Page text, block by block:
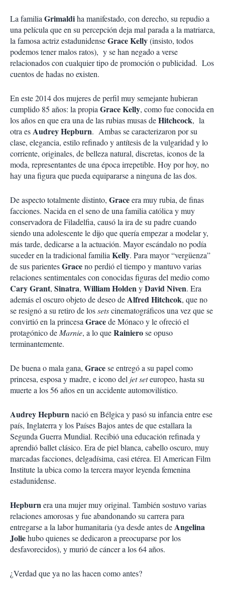
La familia Grimaldiha manifestado, con derecho, su repudio a
una película que en su percepción deja mal parada a la matriarca,
la famosa actriz estadunidenseGrace Kelly(insisto, todos
podemos tener malos ratos), y se han negado a verse
relacionados con cualquier tipo de promoción o publicidad. Los
cuentos de hadas no existen.
En este 2014 dos mujeres de perfil muy semejante hubieran
cumplido 85 años: la propia Grace Kelly, como fue conocida en
los años en que era una de las rubias musas deHitchcock, la
otra esAudrey Hepburn. Ambas se caracterizaron por su
clase, elegancia, estilo refinado y antítesis de la vulgaridad y lo
corriente, originales, de belleza natural, discretas, iconos de la
moda, representantes de una época irrepetible. Hoy por hoy, no
hay una figura que pueda equipararse a ninguna de las dos.
De aspecto totalmente distinto, Graceera muy rubia, de finas
facciones. Nacida en el seno de una familia católica y muy
conservadora de Filadelfia, causó la ira de su padre cuando
siendo una adolescente le dijo que quería empezar a modelar y,
más tarde, dedicarse a la actuación. Mayor escándalo no podía
suceder en la tradicional familia Kelly. Para mayor “vergüenza”
de sus parientesGraceno perdió el tiempo y mantuvo varias
relaciones sentimentales con conocidas figuras del medio como
Cary Grant, Sinatra, William HoldenyDavid Niven. Era
además el oscuro objeto de deseo deAlfred Hitchcok, que no
se resignó a su retiro de lossetscinematográficos una vez que se
convirtió en la princesa Gracede Mónaco y le ofreció el
protagónico de Marnie, a lo queRainierose opuso
terminantemente.
De buena o mala gana, Gracese entregó a su papel como
princesa, esposa y madre, e icono del jet seteuropeo, hasta su
muerte a los 56 años en un accidente automovilístico.
Audrey Hepburnnació en Bélgica y pasó su infancia entre ese
país, Inglaterra y los Países Bajos antes de que estallara la
Segunda Guerra Mundial. Recibió una educación refinada y
aprendió ballet clásico. Era de piel blanca, cabello oscuro, muy
marcadas facciones, delgadísima, casi etérea. El American Film
Institute la ubica como la tercera mayor leyenda femenina
estadunidense.
Hepburnera una mujer muy original. También sostuvo varias
relaciones amorosas y fue abandonando su carrera para
entregarse a la labor humanitaria (ya desde antes deAngelina
Joliehubo quienes se dedicaron a preocuparse por los
desfavorecidos), y murió de cáncer a los 64 años.
¿Verdad que ya no las hacen como antes?